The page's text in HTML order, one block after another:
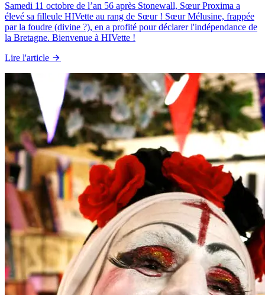
Samedi 11 octobre de l’an 56 après Stonewall, Sœur Proxima a
élevé sa filleule HIVette au rang de Sœur ! Sœur Mélusine, frappée
par la foudre (divine ?), en a profité pour déclarer l'indépendance de
la Bretagne. Bienvenue à HIVette !
Lire l'article